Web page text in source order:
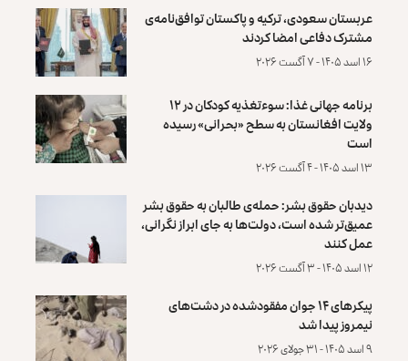
عربستان سعودی، ترکیه و پاکستان توافق‌نامه‌ی
مشترک دفاعی امضا کردند
۱۶ اسد ۱۴۰۵ - ۷ آگست ۲۰۲۶
برنامه جهانی غذا: سوءتغذیه کودکان در ۱۲
ولایت افغانستان به سطح «بحرانی» رسیده
است
۱۳ اسد ۱۴۰۵ - ۴ آگست ۲۰۲۶
دیدبان حقوق بشر: حمله‌ی طالبان به حقوق بشر
عمیق‌تر شده است، دولت‌ها به جای ابراز نگرانی،
عمل کنند
۱۲ اسد ۱۴۰۵ - ۳ آگست ۲۰۲۶
پیکرهای ۱۴ جوان مفقودشده در دشت‌های
نیمروز پیدا شد
۹ اسد ۱۴۰۵ - ۳۱ جولای ۲۰۲۶